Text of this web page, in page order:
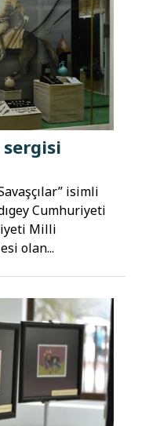
sergisi
isimli
Cumhuriyeti
Milli
olan...